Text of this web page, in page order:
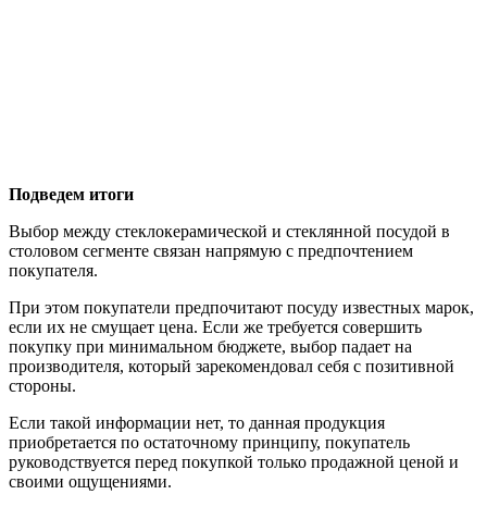
Подведем итоги
Выбор между стеклокерамической и стеклянной посудой в
столовом сегменте связан напрямую с предпочтением
покупателя.
При этом покупатели предпочитают посуду известных марок,
если их не смущает цена. Если же требуется совершить
покупку при минимальном бюджете, выбор падает на
производителя, который зарекомендовал себя с позитивной
стороны.
Если такой информации нет, то данная продукция
приобретается по остаточному принципу, покупатель
руководствуется перед покупкой только продажной ценой и
своими ощущениями.